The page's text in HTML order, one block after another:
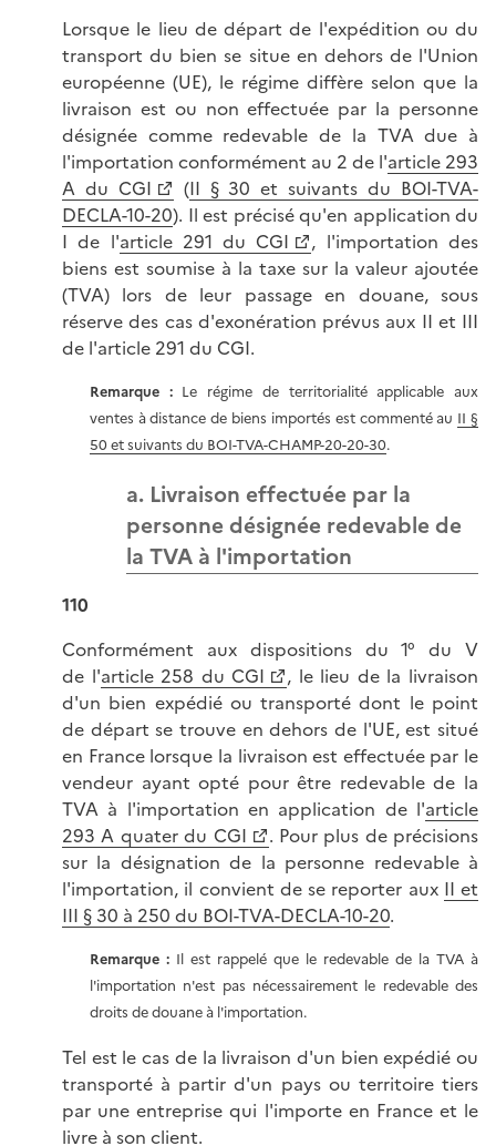
Lorsque le lieu de départ de l'expédition ou du
transport du bien se situe en dehors de l'Union
européenne (UE), le régime diffère selon que la
livraison est ou non effectuée par la personne
désignée comme redevable de la TVA due à
l'importation conformément au 2 de l'article 293
A du CGI
(II § 30 et suivants du BOI-TVA-
DECLA-10-20). Il est précisé qu'en application du
I de l'article 291 du CGI
, l'importation des
biens est soumise à la taxe sur la valeur ajoutée
(TVA) lors de leur passage en douane, sous
réserve des cas d'exonération prévus aux II et III
de l'article 291 du CGI.
Remarque :Le régime de territorialité applicable aux
ventes à distance de biens importés est commenté au II §
50 et suivants du BOI-TVA-CHAMP-20-20-30.
a. Livraison effectuée par la
personne désignée redevable de
la TVA à l'importation
110
Conformément aux dispositions du 1° du V
de l'article 258 du CGI
, le lieu de la livraison
d'un bien expédié ou transporté dont le point
de départ se trouve en dehors de l'UE, est situé
en France lorsque la livraison est effectuée par le
vendeur ayant opté pour être redevable de la
TVA à l'importation en application de l'article
293 A quater du CGI
. Pour plus de précisions
sur la désignation de la personne redevable à
l'importation, il convient de se reporter aux II et
III § 30 à 250 du BOI-TVA-DECLA-10-20.
Remarque :Il est rappelé que le redevable de la TVA à
l'importation n'est pas nécessairement le redevable des
droits de douane à l'importation.
Tel est le cas de la livraison d'un bien expédié ou
transporté à partir d'un pays ou territoire tiers
par une entreprise qui l'importe en France et le
livre à son client.